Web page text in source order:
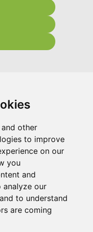
other
to improve
on our
you
and
our
to understand
are coming
y wefan hon